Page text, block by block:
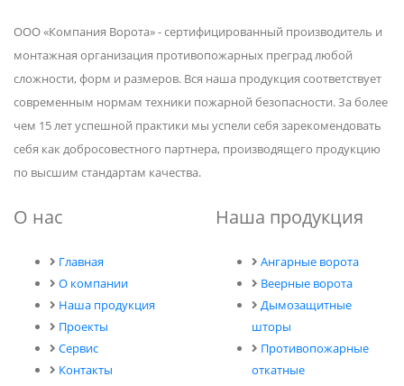
ООО «Компания Ворота» - сертифицированный производитель и
монтажная организация противопожарных преград любой
сложности, форм и размеров. Вся наша продукция соответствует
современным нормам техники пожарной безопасности. За более
чем 15 лет успешной практики мы успели себя зарекомендовать
себя как добросовестного партнера, производящего продукцию
по высшим стандартам качества.
О нас
Главная
О компании
Наша продукция
Проекты
Сервис
Контакты
Наша продукция
Ангарные ворота
Веерные ворота
Дымозащитные
шторы
Противопожарные
откатные